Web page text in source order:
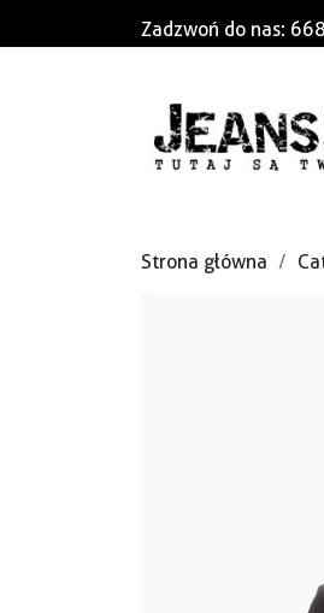
Zadzwoń do nas:
Strona główna